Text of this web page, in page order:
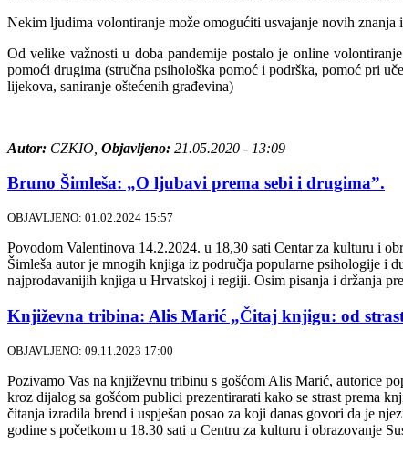
Nekim ljudima volontiranje može omogućiti usvajanje novih
Od velike važnosti u doba pandemije postalo je online
pomoći drugima (stručna psihološka pomoć i podrška, pomoć pri
lijekova, saniranje oštećenih građevina)
Autor: CZKIO, Objavljeno: 21.05.2020 - 13:09
Bruno Šimleša: „O ljubavi prema sebi i drugima”.
OBJAVLJENO: 01.02.2024 15:57
Povodom Valentinova 14.2.2024. u 18,30 sati Centar za kulturu i
Šimleša autor je mnogih knjiga iz područja popularne psihologije i
najprodavanijih knjiga u Hrvatskoj i regiji. Osim pisanja i držanja
Književna tribina: Alis Marić „Čitaj knjigu: od
OBJAVLJENO: 09.11.2023 17:00
Pozivamo Vas na književnu tribinu s gošćom Alis Marić, autorice
kroz dijalog sa gošćom publici prezentirarati kako se strast prema
čitanja izradila brend i uspješan posao za koji danas govori da je
godine s početkom u 18.30 sati u Centru za kulturu i obrazovanje